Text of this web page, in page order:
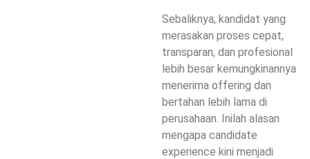
Sebaliknya, kandidat yang
merasakan proses cepat,
transparan, dan profesional
lebih besar kemungkinannya
menerima offering dan
bertahan lebih lama di
perusahaan. Inilah alasan
mengapa candidate
experience kini menjadi